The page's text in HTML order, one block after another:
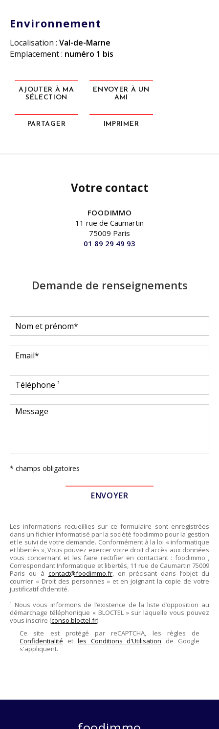
Environnement
Localisation : Val-de-Marne
Emplacement : numéro 1 bis
AJOUTER À MA
SÉLECTION
ENVOYER À UN
AMI
PARTAGER IMPRIMER
Votre contact
FOODIMMO
11 rue de Caumartin
75009 Paris
01 89 29 49 93
Demande de renseignements
* champs obligatoires
Les informations recueillies sur ce formulaire sont enregistrées
dans un fichier informatisé par la société foodimmo pour la gestion
et le suivi de votre demande. Conformément à la loi « informatique
et libertés », Vous pouvez exercer votre droit d'accès aux données
vous concernant et les faire rectifier en contactant : foodimmo ,
Correspondant Informatique et libertés, 11 rue de Caumartin 75009
Paris ou à contact@foodimmo.fr, en précisant dans l’objet du
courrier « Droit des personnes » et en joignant la copie de votre
justificatif d’identité.
¹ Nous vous informons de l’existence de la liste d’opposition au
démarchage téléphonique « BLOCTEL » sur laquelle vous pouvez
vous inscrire (conso.bloctel.fr).
Ce site est protégé par reCAPTCHA, les règles de
Confidentialité et les Conditions d'Utilisation de Google
s'appliquent.